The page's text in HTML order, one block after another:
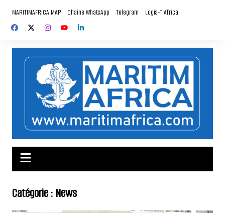
contenu
MARITIMAFRICA MAP Chaîne WhatsApp Telegram Logis-T Africa
Catégorie : News